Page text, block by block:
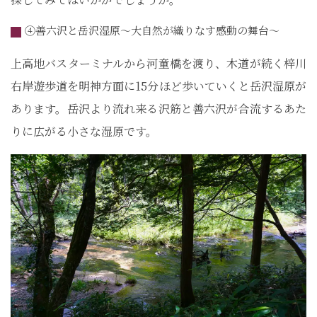
④善六沢と岳沢湿原～大自然が織りなす感動の舞台～
上高地バスターミナルから河童橋を渡り、木道が続く梓川
右岸遊歩道を明神方面に15分ほど歩いていくと岳沢湿原が
あります。岳沢より流れ来る沢筋と善六沢が合流するあた
りに広がる小さな湿原です。